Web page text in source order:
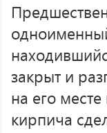
закрыт и
на его
кирпича